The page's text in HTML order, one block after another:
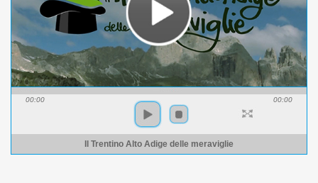
00:00 00:00
Il Trentino Alto Adige delle meraviglie